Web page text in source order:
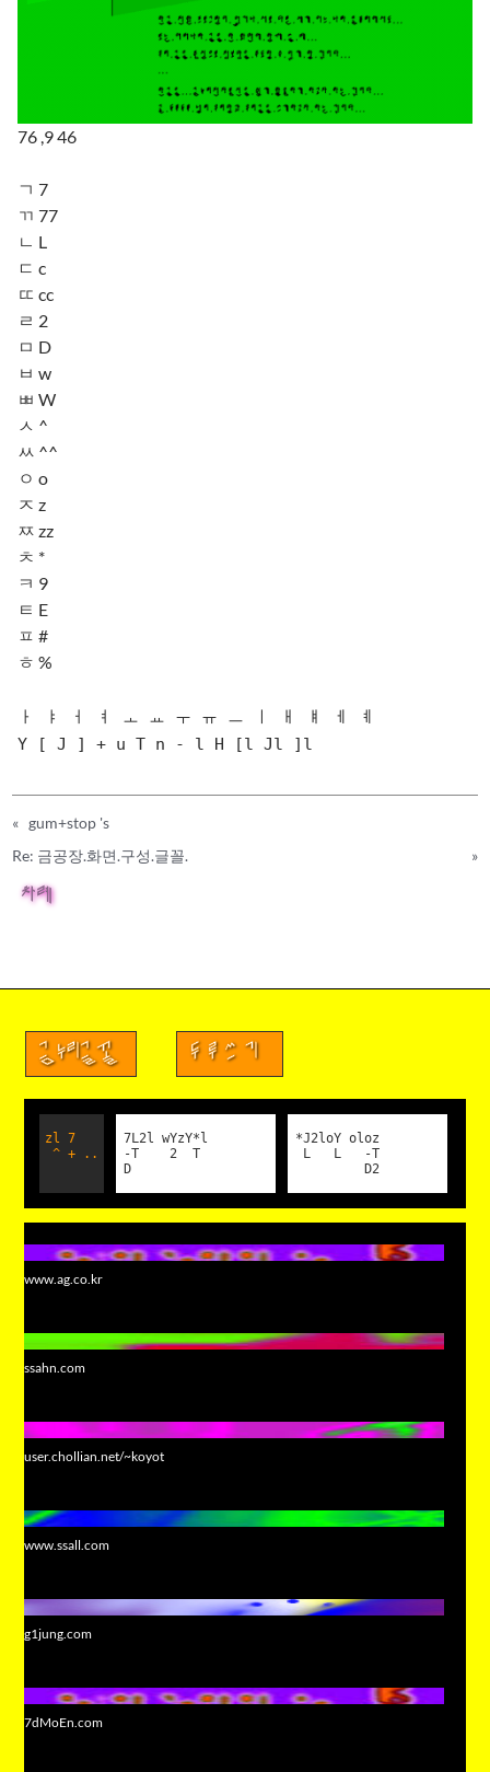
76 ,9 46
ㄱ 7
ㄲ 77
ㄴ L
ㄷ c
ㄸ cc
ㄹ 2
ㅁ D
ㅂ w
ㅃ W
ㅅ ^
ㅆ ^^
ㅇ o
ㅈ z
ㅉ zz
ㅊ *
ㅋ 9
ㅌ E
ㅍ #
ㅎ %
ㅏ ㅑ ㅓ ㅕ ㅗ ㅛ ㅜ ㅠ ㅡ ㅣ ㅐ ㅒ ㅔ ㅖ
Y [ J ] + u T n - l H [l Jl ]l
« gum+stop 's
Re: 금공장.화면.구성.글꼴.
»
차례
금누리글꼴 두루쓰기
zl 7
^ + ..
7L2l wYzY*l
-T 2 T
D
*J2loY oloz
L L -T
D2
www.ag.co.kr
ssahn.com
user.chollian.net/~koyot
www.ssall.com
g1jung.com
7dMoEn.com